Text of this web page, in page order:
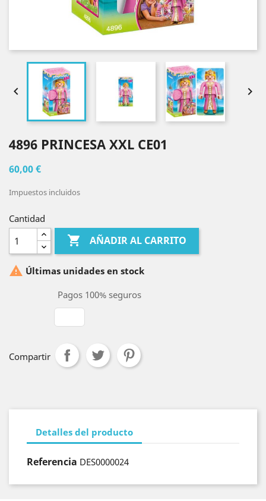
 
4896 PRINCESA XXL CE01
60,00 €
Impuestos incluidos
Cantidad
 AÑADIR AL CARRITO
 Últimas unidades en stock
Pagos 100% seguros
Compartir
Detalles del producto
Referencia DES0000024